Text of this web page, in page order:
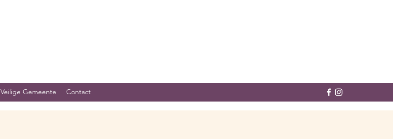
Veilige Gemeente Contact